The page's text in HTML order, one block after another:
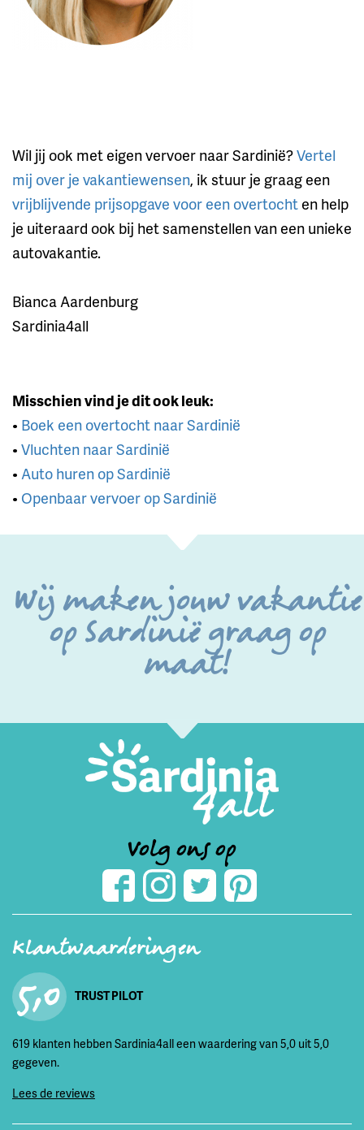
Wil jij ook met eigen vervoer naar Sardinië?Vertel
mij over je vakantiewensen, ik stuur je graag een
vrijblijvende prijsopgave voor een overtocht en help
je uiteraard ook bij het samenstellen van een unieke
autovakantie.
Bianca Aardenburg
Sardinia4all
Misschien vind je dit ook leuk:
• Boek een overtocht naar Sardinië
• Vluchten naar Sardinië
• Auto huren op Sardinië
• Openbaar vervoer op Sardinië
Wij maken jouw vakantie
op Sardinië graag op
maat!
Volg ons op
Klantwaarderingen
5,0 TRUST PILOT
619 klanten hebben Sardinia4all een waardering van 5,0 uit 5,0
gegeven.
Lees de reviews